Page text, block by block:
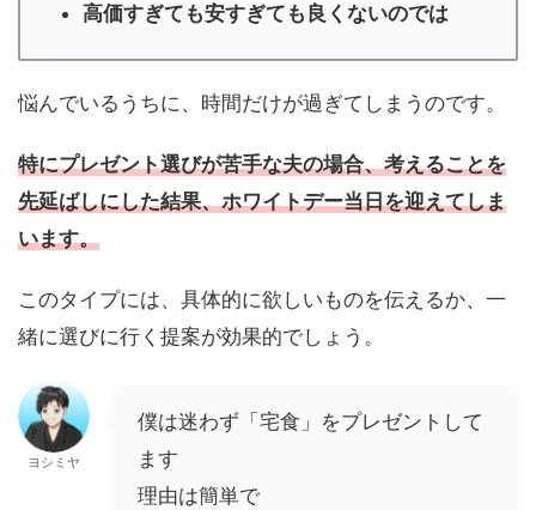
高価すぎても安すぎても良くないのでは
悩んでいるうちに、時間だけが過ぎてしまうのです。
特にプレゼント選びが苦手な夫の場合、考えることを
先延ばしにした結果、ホワイトデー当日を迎えてしま
います。
このタイプには、具体的に欲しいものを伝えるか、一
緒に選びに行く提案が効果的でしょう。
ヨシミヤ
僕は迷わず「宅食」をプレゼントして
ます
理由は簡単で